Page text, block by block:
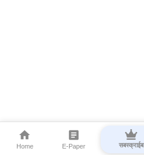
Home E-Paper सबस्क्राईब